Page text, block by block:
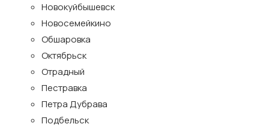
Новокуйбышевск
Новосемейкино
Обшаровка
Октябрьск
Отрадный
Пестравка
Петра Дубрава
Подбельск